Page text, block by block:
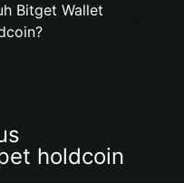
Bitget Wallet
holdcoin